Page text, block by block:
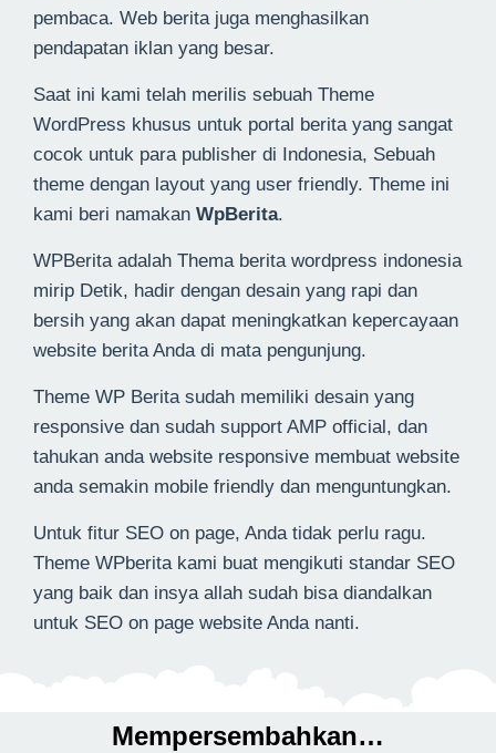
pembaca. Web berita juga menghasilkan
pendapatan iklan yang besar.
Saat ini kami telah merilis sebuah Theme
WordPress khusus untuk portal berita yang sangat
cocok untuk para publisher di Indonesia, Sebuah
theme dengan layout yang user friendly. Theme ini
kami beri namakan WpBerita.
WPBerita adalah Thema berita wordpress indonesia
mirip Detik, hadir dengan desain yang rapi dan
bersih yang akan dapat meningkatkan kepercayaan
website berita Anda di mata pengunjung.
Theme WP Berita sudah memiliki desain yang
responsive dan sudah support AMP official, dan
tahukan anda website responsive membuat website
anda semakin mobile friendly dan menguntungkan.
Untuk fitur SEO on page, Anda tidak perlu ragu.
Theme WPberita kami buat mengikuti standar SEO
yang baik dan insya allah sudah bisa diandalkan
untuk SEO on page website Anda nanti.
Mempersembahkan…